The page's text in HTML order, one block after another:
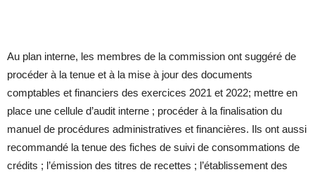
Au plan interne, les membres de la commission ont suggéré de
procéder à la tenue et à la mise à jour des documents
comptables et financiers des exercices 2021 et 2022; mettre en
place une cellule d’audit interne ; procéder à la finalisation du
manuel de procédures administratives et financières. Ils ont aussi
recommandé la tenue des fiches de suivi de consommations de
crédits ; l’émission des titres de recettes ; l’établissement des